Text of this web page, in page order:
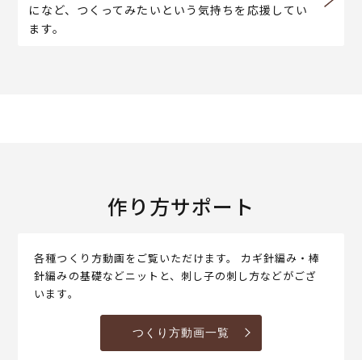
になど、つくってみたいという気持ちを応援してい
ます。
作り方サポート
各種つくり方動画をご覧いただけます。 カギ針編み・棒
針編みの基礎などニットと、刺し子の刺し方などがござ
います。
つくり方動画一覧